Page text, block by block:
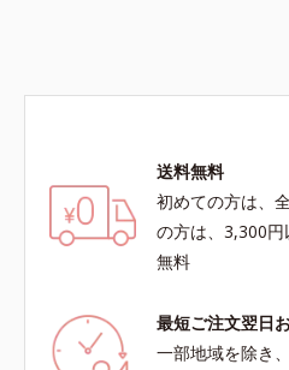
送料無料
初めての方は、
の方は、3,300
無料
最短ご注文翌日
一部地域を除き